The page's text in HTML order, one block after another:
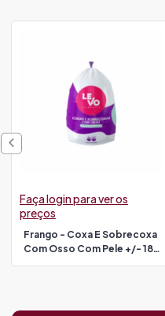
Frango - Coxa E Sobrecoxa
Com Osso Com Pele +/- 18
Faça login para ver os
preços